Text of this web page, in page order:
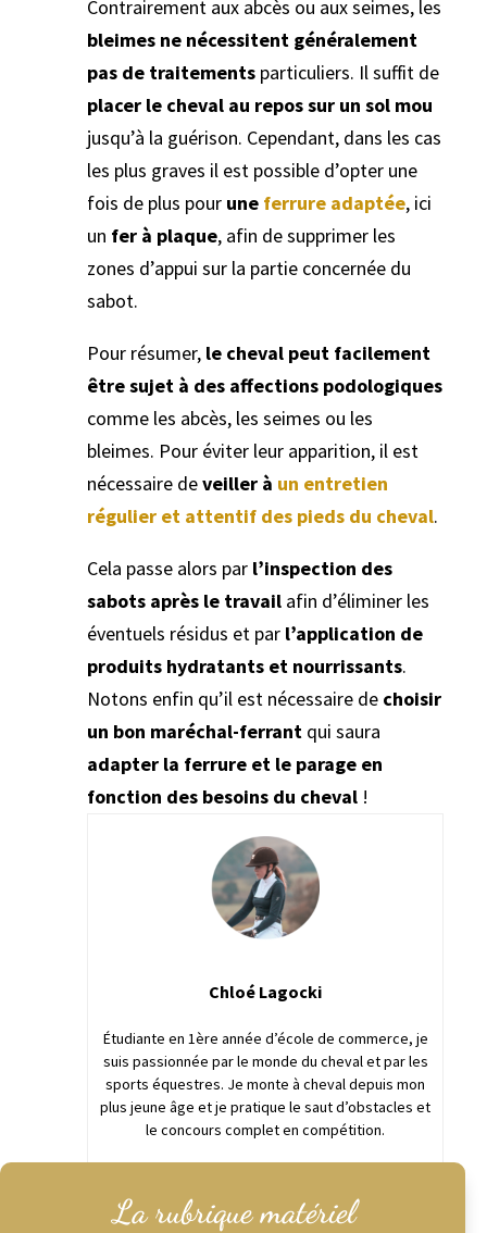
Contrairement aux abcès ou aux seimes, les
bleimes ne nécessitent généralement
pas de traitements particuliers. Il suffit de
placer le cheval au repos sur un sol mou
jusqu’à la guérison. Cependant, dans les cas
les plus graves il est possible d’opter une
fois de plus pour une ferrure adaptée, ici
un fer à plaque, afin de supprimer les
zones d’appui sur la partie concernée du
sabot.
Pour résumer, le cheval peut facilement
être sujet à des affections podologiques
comme les abcès, les seimes ou les
bleimes. Pour éviter leur apparition, il est
nécessaire deveiller à un entretien
régulier et attentif des pieds du cheval.
Cela passe alors par l’inspection des
sabots après le travail afin d’éliminer les
éventuels résidus et par l’application de
produits hydratants et nourrissants.
Notons enfin qu’il est nécessaire de choisir
un bon maréchal-ferrant qui saura
adapter la ferrure et le parage en
fonction des besoins du cheval !
Chloé Lagocki
Étudiante en 1ère année d’école de commerce, je
suis passionnée par le monde du cheval et par les
sports équestres. Je monte à cheval depuis mon
plus jeune âge et je pratique le saut d’obstacles et
le concours complet en compétition.
connaissances à travers mon clavier d’ordinateur !
La rubrique matériel